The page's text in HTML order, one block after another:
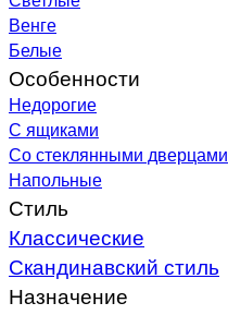
Венге
Белые
Особенности
Недорогие
С ящиками
Со стеклянными дверцами
Напольные
Стиль
Классические
Скандинавский стиль
Назначение